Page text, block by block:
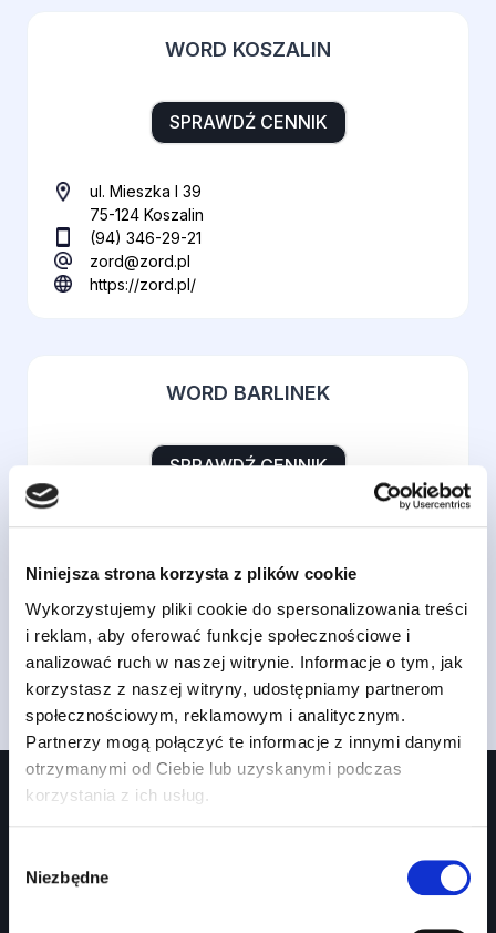
Niniejsza strona korzysta z plików cookie
Wykorzystujemy pliki cookie do spersonalizowania treści
i reklam, aby oferować funkcje społecznościowe i
analizować ruch w naszej witrynie. Informacje o tym, jak
korzystasz z naszej witryny, udostępniamy partnerom
społecznościowym, reklamowym i analitycznym.
Partnerzy mogą połączyć te informacje z innymi danymi
otrzymanymi od Ciebie lub uzyskanymi podczas
korzystania z ich usług.
zgody
Niezbędne
WORD KOSZALIN
SPRAWDŹ CENNIK
ul. Mieszka I 39
75-124 Koszalin
(94) 346-29-21
zord@zord.pl
https://zord.pl/
WORD BARLINEK
SPRAWDŹ CENNIK
ul. Jeziorna 8
95 78 41 400
barlinek@word.szczecin.pl
https://word.szczecin.pl/category/barlinek/